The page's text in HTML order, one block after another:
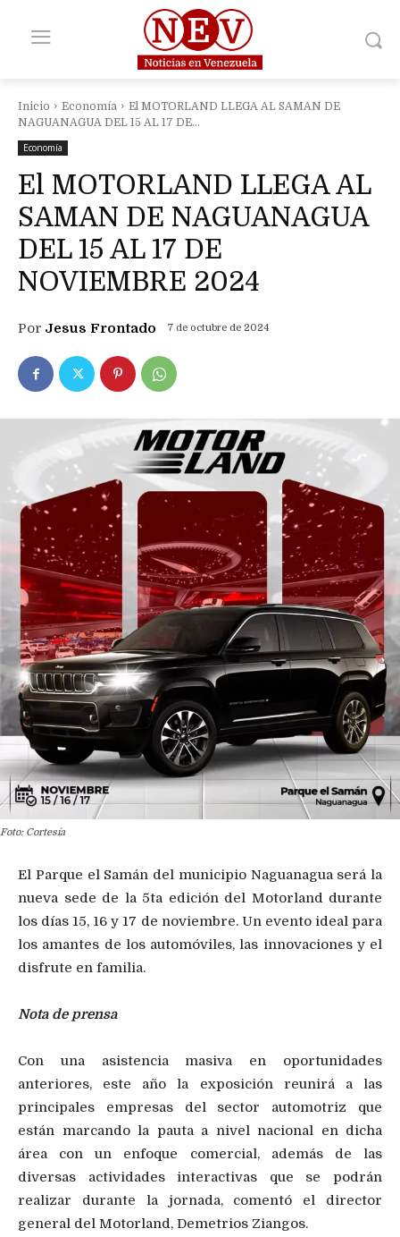
Inicio Economía
El MOTORLAND LLEGA AL SAMAN DE
NAGUANAGUA DEL 15 AL 17 DE...
Economía
El MOTORLAND LLEGA AL
SAMAN DE NAGUANAGUA
DEL 15 AL 17 DE
NOVIEMBRE 2024
Por Jesus Frontado 7 de octubre de 2024
Foto: Cortesía
El Parque el Samán del municipio Naguanagua será la
nueva sede de la 5ta edición del Motorland durante
los días 15, 16 y 17 de noviembre. Un evento ideal para
los amantes de los automóviles, las innovaciones y el
disfrute en familia.
Nota de prensa
Con una asistencia masiva en oportunidades
anteriores, este año la exposición reunirá a las
principales empresas del sector automotriz que
están marcando la pauta a nivel nacional en dicha
área con un enfoque comercial, además de las
diversas actividades interactivas que se podrán
realizar durante la jornada, comentó el director
general del Motorland, Demetrios Ziangos.